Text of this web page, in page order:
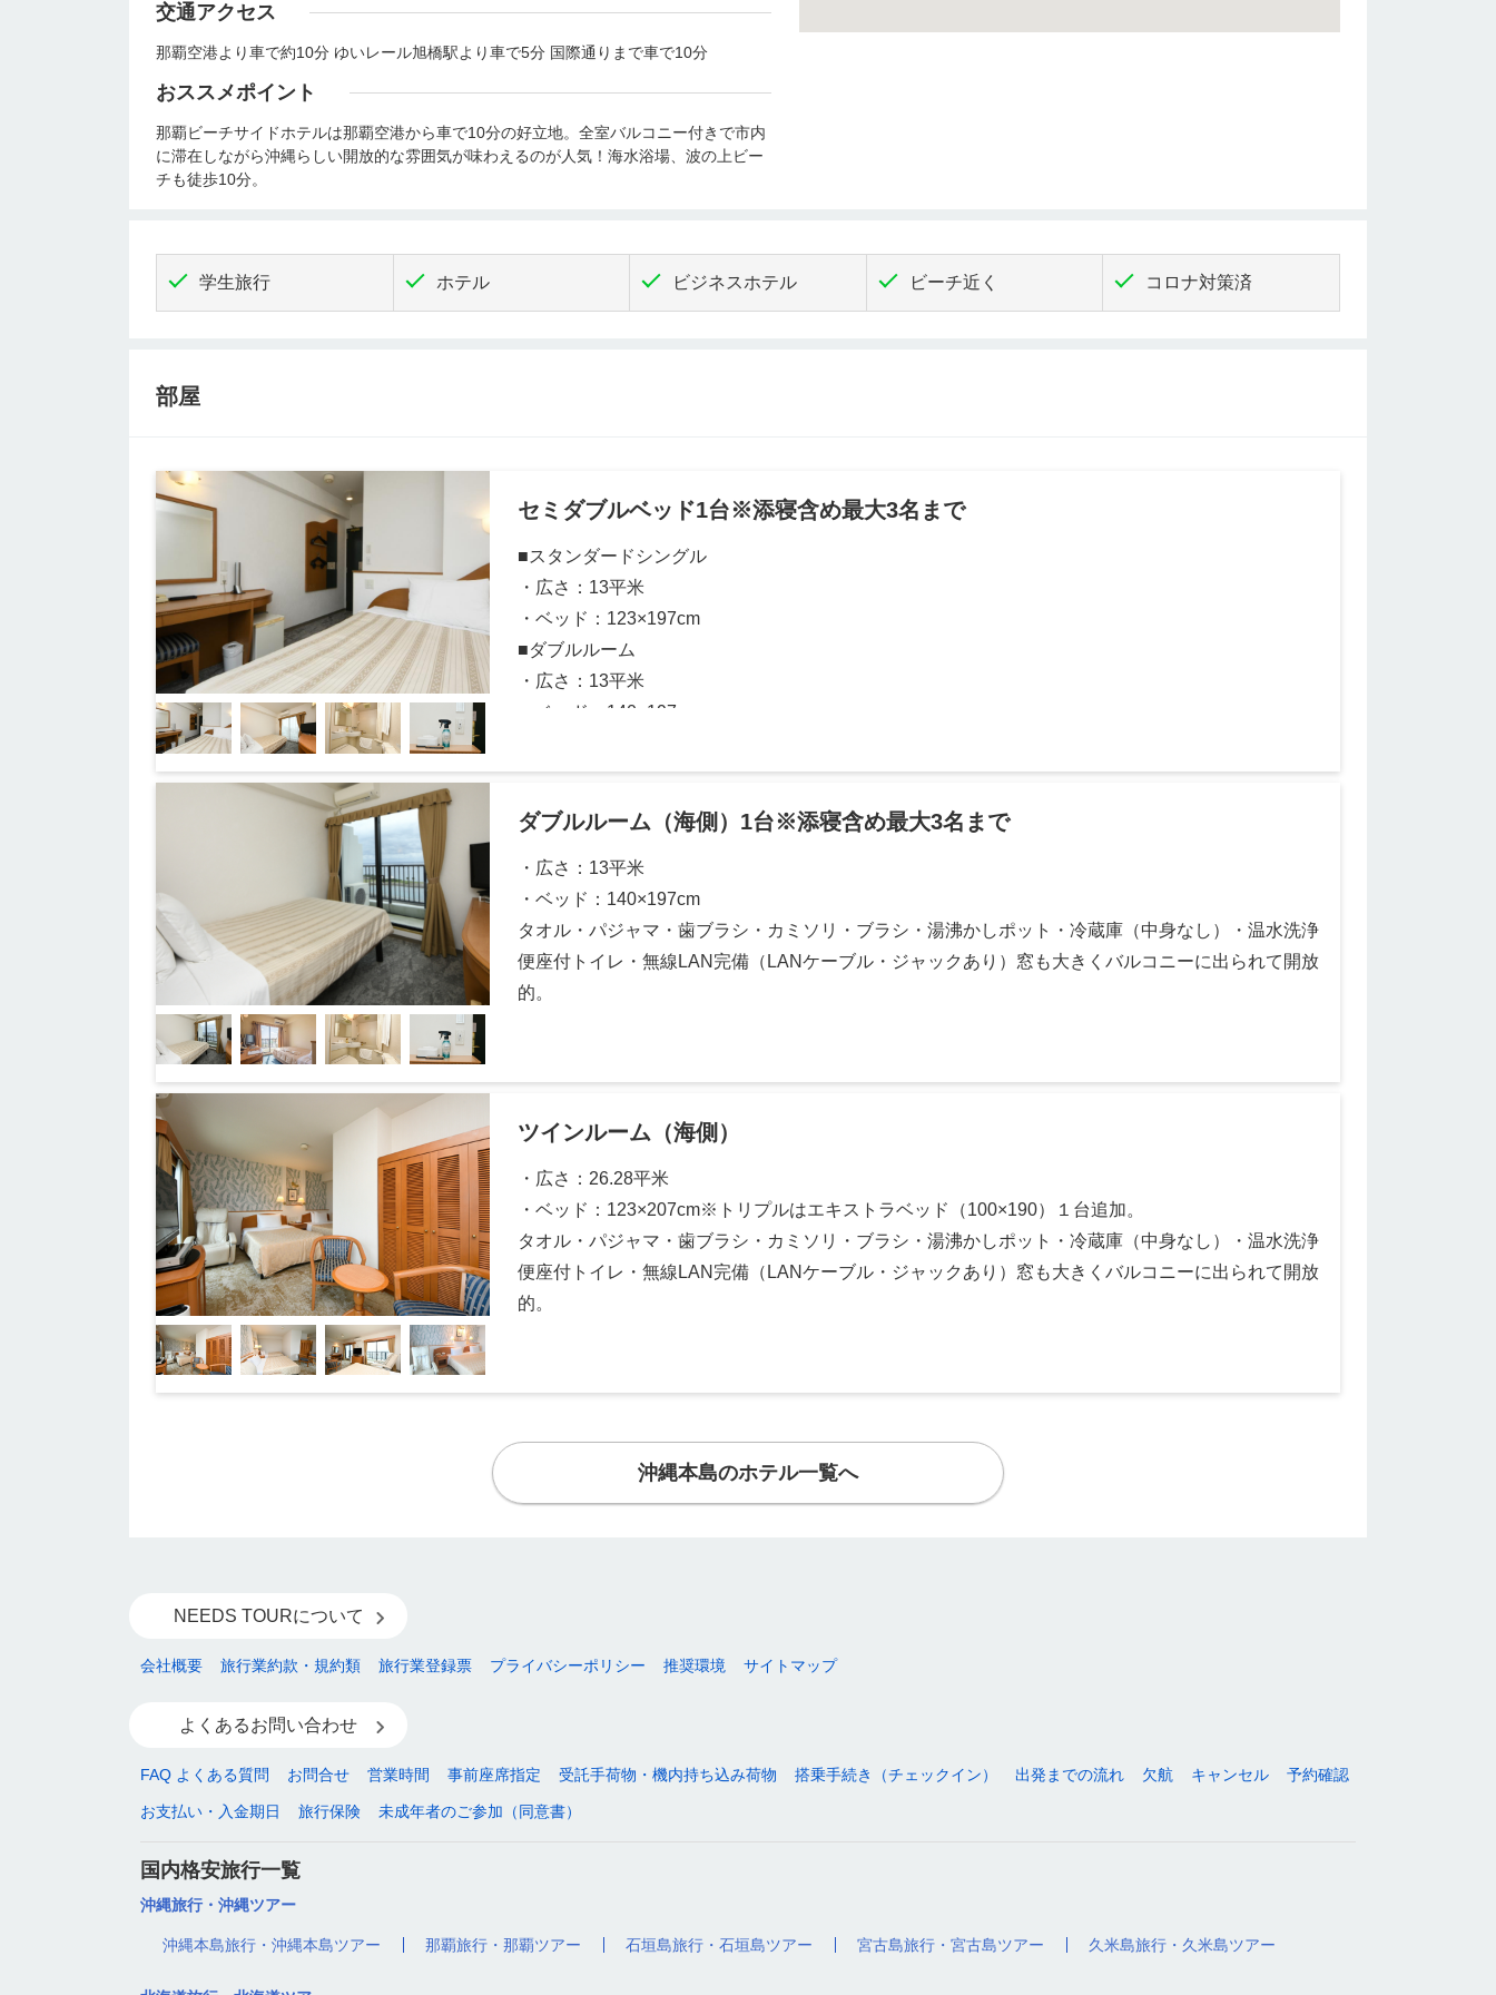
交通アクセス
那覇空港より車で約10分 ゆいレール旭橋駅より車で5分 国際通りまで車で10分
おススメポイント
那覇ビーチサイドホテルは那覇空港から車で10分の好立地。全室バルコニー付きで市内
に滞在しながら沖縄らしい開放的な雰囲気が味わえるのが人気！海水浴場、波の上ビー
チも徒歩10分。
学生旅行 ホテル ビジネスホテル ビーチ近く コロナ対策済
部屋
セミダブルベッド1台※添寝含め最大3名まで
■スタンダードシングル
・広さ：13平米
・ベッド：123×197cm
■ダブルルーム
・広さ：13平米
・ベッド：140×197cm
便座付トイレ・無線LAN完備（LANケーブル・ジャックあり）窓も大きくバルコニーに出られて開放
ダブルルーム（海側）1台※添寝含め最大3名まで
・広さ：13平米
・ベッド：140×197cm
タオル・パジャマ・歯ブラシ・カミソリ・ブラシ・湯沸かしポット・冷蔵庫（中身なし）・温水洗浄
便座付トイレ・無線LAN完備（LANケーブル・ジャックあり）窓も大きくバルコニーに出られて開放
的。
ツインルーム（海側）
・広さ：26.28平米
・ベッド：123×207cm※トリプルはエキストラベッド（100×190）１台追加。
タオル・パジャマ・歯ブラシ・カミソリ・ブラシ・湯沸かしポット・冷蔵庫（中身なし）・温水洗浄
便座付トイレ・無線LAN完備（LANケーブル・ジャックあり）窓も大きくバルコニーに出られて開放
的。
沖縄本島のホテル一覧へ
NEEDS TOURについて
会社概要 旅行業約款・規約類 旅行業登録票 プライバシーポリシー 推奨環境 サイトマップ
よくあるお問い合わせ
FAQ よくある質問 お問合せ 営業時間 事前座席指定 受託手荷物・機内持ち込み荷物 搭乗手続き（チェックイン） 出発までの流れ 欠航 キャンセル 予約確認
お支払い・入金期日 旅行保険 未成年者のご参加（同意書）
国内格安旅行一覧
沖縄旅行・沖縄ツアー
沖縄本島旅行・沖縄本島ツアー 那覇旅行・那覇ツアー 石垣島旅行・石垣島ツアー 宮古島旅行・宮古島ツアー 久米島旅行・久米島ツアー